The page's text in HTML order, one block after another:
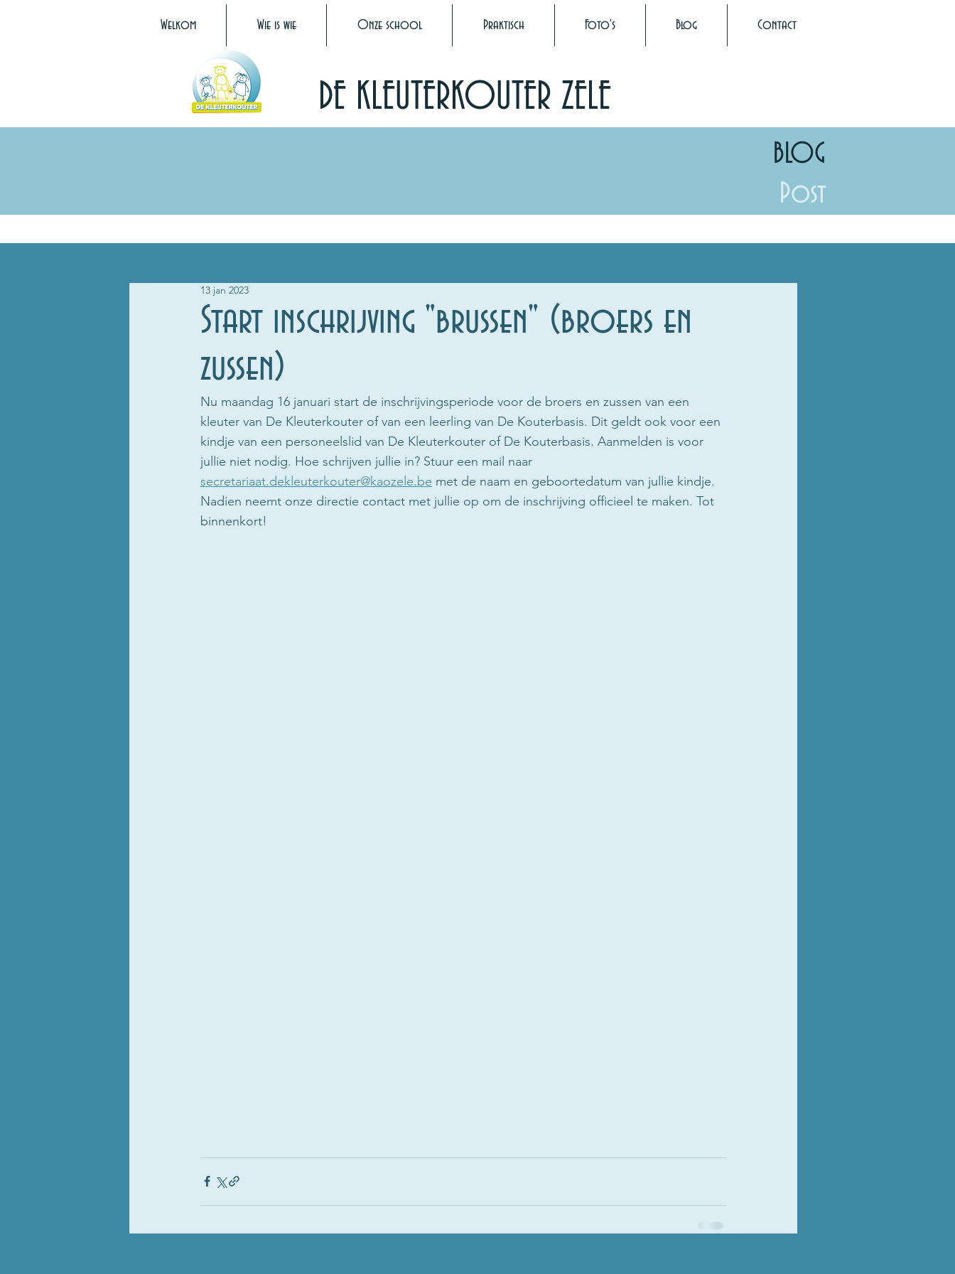
Welkom Wie is wie Onze school Praktisch Foto's Blog Contact
DE KLEUTERKOUTER ZELE
BLOG
Post
Start inschrijving "brussen" (broers en
zussen)
13 jan 2023
Nu maandag 16 januari start de inschrijvingsperiode voor de broers en zussen van een
kleuter van De Kleuterkouter of van een leerling van De Kouterbasis. Dit geldt ook voor een
kindje van een personeelslid van De Kleuterkouter of De Kouterbasis. Aanmelden is voor
jullie niet nodig. Hoe schrijven jullie in? Stuur een mail naar
secretariaat.dekleuterkouter@kaozele.be met de naam en geboortedatum van jullie kindje.
Nadien neemt onze directie contact met jullie op om de inschrijving officieel te maken. Tot
binnenkort!